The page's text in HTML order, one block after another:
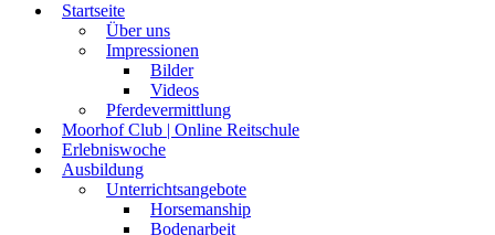
Startseite
Über uns
Impressionen
Bilder
Videos
Pferdevermittlung
Moorhof Club | Online Reitschule
Erlebniswoche
Ausbildung
Unterrichtsangebote
Horsemanship
Bodenarbeit